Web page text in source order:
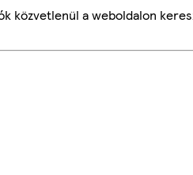
közvetlenül a weboldalon